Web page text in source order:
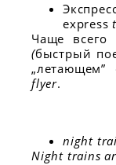
express
Чаще всего
(быстрый
„летающем”
flyer.
night
Night trains